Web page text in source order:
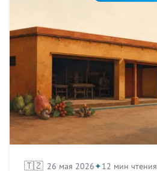
🇹🇿 26 мая 2026 12 мин чтения